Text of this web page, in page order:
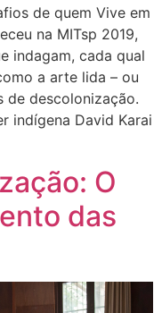
de quem Vive em
na MITsp 2019,
indagam, cada qual
a arte lida – ou
de descolonização.
indígena David Karai
O
das